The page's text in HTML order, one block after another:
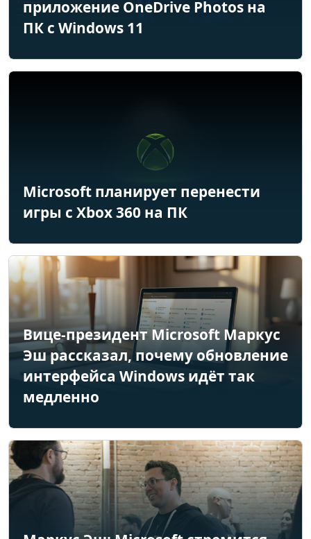
приложение OneDrive Photos на
ПК с Windows 11
Microsoft планирует перенести
игры с Xbox 360 на ПК
Вице-президент Microsoft Маркус
Эш рассказал, почему обновление
интерфейса Windows идёт так
медленно